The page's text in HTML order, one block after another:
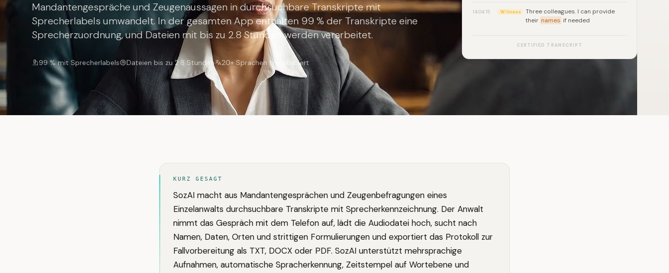
Mandantengespräche und Zeugenaussagen in durchsuchbare Transkripte mit
Sprecherlabels umwandelt. In der gesamten App enthalten 99 % der Transkripte eine
Sprecherzuordnung, und Dateien mit bis zu 2.8 Stunden werden verarbeitet.
99 % mit Sprecherlabels Dateien bis zu 2.8 Stunden 20+ Sprachen transkribiert
14:04:15 Witness
Three colleagues. I can provide
their names if needed
CERTIFIED TRANSCRIPT
KURZ GESAGT
SozAI macht aus Mandantengesprächen und Zeugenbefragungen eines
Einzelanwalts durchsuchbare Transkripte mit Sprecherkennzeichnung. Der Anwalt
nimmt das Gespräch mit dem Telefon auf, lädt die Audiodatei hoch, sucht nach
Namen, Daten, Orten und strittigen Formulierungen und exportiert das Protokoll zur
Fallvorbereitung als TXT, DOCX oder PDF. SozAI unterstützt mehrsprachige
Aufnahmen, automatische Spracherkennung, Zeitstempel auf Wortebene und